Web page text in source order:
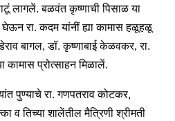
लागलें. बळवंत कृष्णाची पिसाळ या
घेऊन रा. कदम यांनीं ह्या कामास हळूहळू
बागल, डॉ. कृष्णाबाई केळवकर, रा.
कामास प्रोत्साहन मिळालें.
पुण्याचे रा. गणपतराव कोटकर,
व तिच्या शालेंतील मैत्रिणी श्रीमती